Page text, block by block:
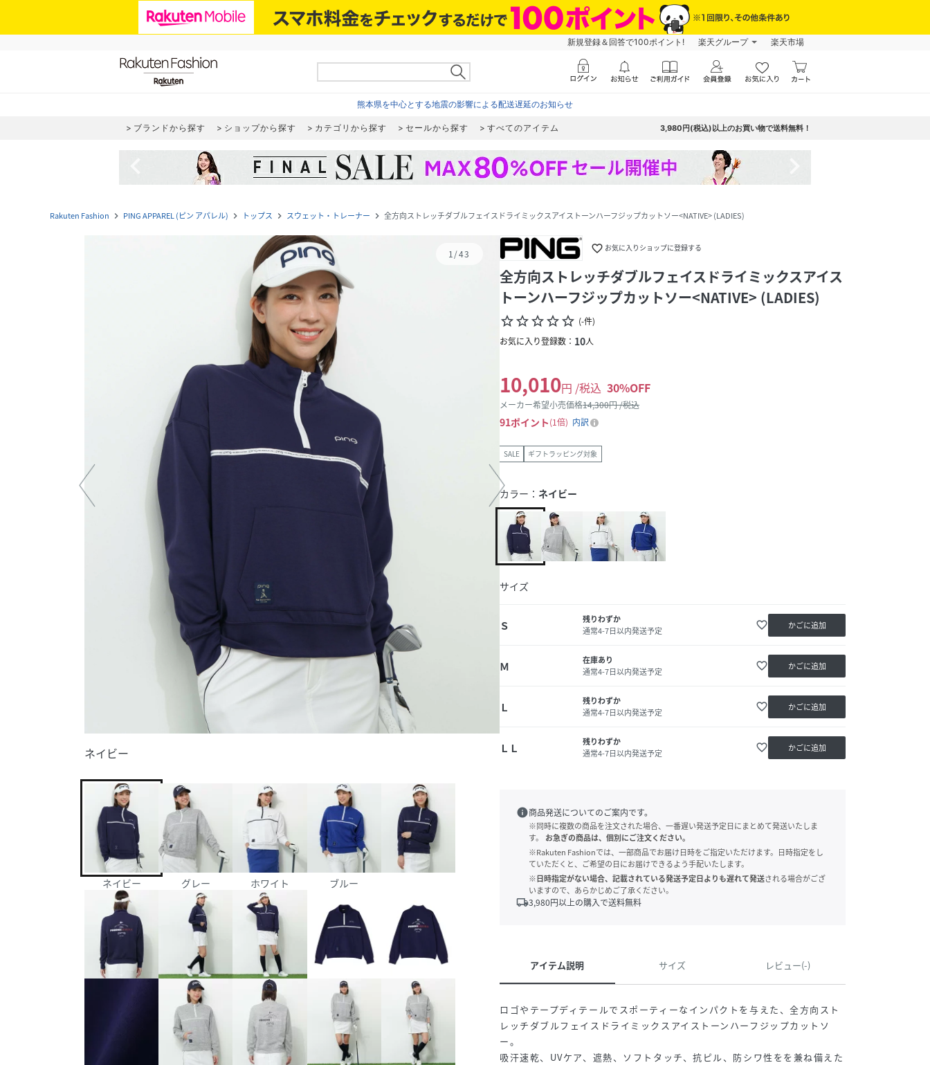
新規登録＆回答で100ポイント! 楽天グループ 楽天市場
熊本県を中心とする地震の影響による配送遅延のお知らせ
ブランドから探す ショップから探す カテゴリから探す セールから探す すべてのアイテム 3,980円(税込)以上のお買い物で送料無料！
Rakuten Fashion navigate_next PING APPAREL (ピン アパレル) navigate_next トップス navigate_next スウェット・トレーナー navigate_next 全方向ストレッチダブルフェイスドライミックスアイストーンハーフジップカットソー<NATIVE> (LADIES)
1/43
ネイビー
ネイビー グレー ホワイト ブルー
favorite_border お気に入りショップに登録する
全方向ストレッチダブルフェイスドライミックスアイス
トーンハーフジップカットソー<NATIVE> (LADIES)
star_borderstar_borderstar_borderstar_borderstar_border (-件)
お気に入り登録数： 10人
10,010円 /税込 30%OFF
メーカー希望小売価格14,300円 /税込
91ポイント 1倍 内訳
SALE ギフトラッピング対象
カラー： ネイビー
サイズ
Ｓ
残りわずか
通常4-7日以内発送予定
favorite_border かごに追加
Ｍ
在庫あり
通常4-7日以内発送予定
favorite_border かごに追加
Ｌ
残りわずか
通常4-7日以内発送予定
favorite_border かごに追加
ＬＬ
残りわずか
通常4-7日以内発送予定
favorite_border かごに追加
info商品発送についてのご案内です。
※同時に複数の商品を注文された場合、一番遅い発送予定日にまとめて発送いたしま
す。
お急ぎの商品は、個別にご注文ください。
※Rakuten Fashionでは、一部商品でお届け日時をご指定いただけます。日時指定をし
ていただくと、ご希望の日にお届けできるよう手配いたします。
※日時指定がない場合、記載されている発送予定日よりも遅れて発送される場合がござ
いますので、あらかじめご了承ください。
local_shipping3,980円以上の購入で送料無料
アイテム説明 サイズ レビュー(-)
ロゴやテープディテールでスポーティーなインパクトを与えた、全方向スト
レッチダブルフェイスドライミックスアイストーンハーフジップカットソ
ー。
吸汗速乾、UVケア、遮熱、ソフトタッチ、抗ピル、防シワ性をを兼ね備えた